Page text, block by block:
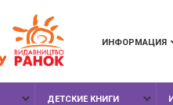
ИНФОРМАЦИЯ
ДЕТСКИЕ КНИГИ